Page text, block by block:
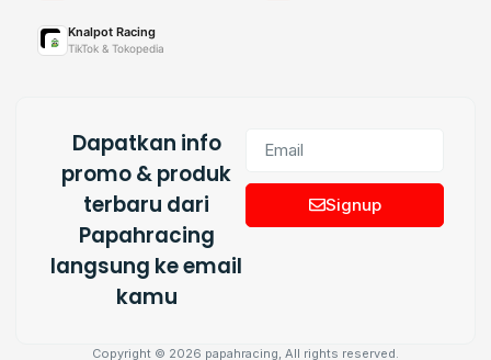
Knalpot Racing
TikTok & Tokopedia
Dapatkan info
promo & produk
terbaru dari
Papahracing
langsung ke email
kamu
Signup
Copyright © 2026 papahracing, All rights reserved.